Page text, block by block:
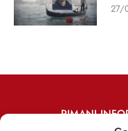
27/
RIMANI